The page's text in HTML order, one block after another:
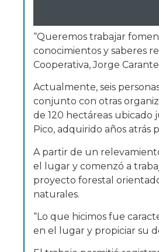
“Queremos trabajar
conocimientos y saberes
Cooperativa, Jorge
Actualmente, seis
conjunto con otras
de 120 hectáreas ubicado
Pico, adquirido años atrás
A partir de un
el lugar y comenzó a
proyecto forestal
naturales.
“Lo que hicimos fue
en el lugar y propiciar su